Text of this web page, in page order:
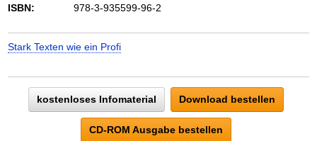
ISBN:
978-3-935599-96-2
Stark Texten wie ein Profi
kostenloses Infomaterial Download bestellen
CD-ROM Ausgabe bestellen